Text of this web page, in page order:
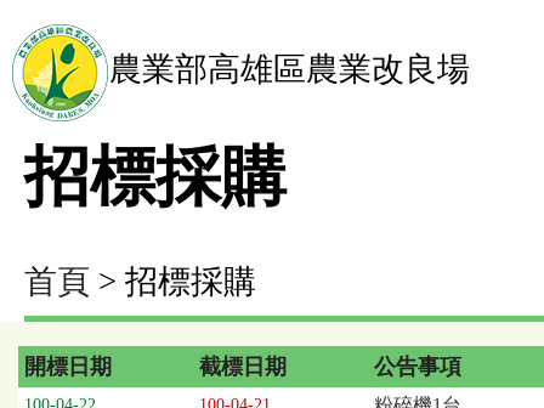
農業部高雄區農業改良場
招標採購
首頁 > 招標採購
招
開標日期 截標日期 公告事項